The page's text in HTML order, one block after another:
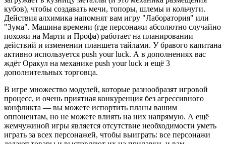
кубов), чтобы создавать мечи, топоры, шлемы и кольчуги.
Действия алхимика напомнят вам игру "Лаборатория" или
"Зума". Машина времени (где персонажи абсолютно случайно
похожи на Марти и Профа) работает на планировании
действий и изменении планшета тайлами. У бравого капитана
активно используется push your luck. А в дополнениях вас
ждёт Оракул на механике push your luck и ещё 3
дополнительных торговца.
В игре множество модулей, которые разнообразят игровой
процесс, и очень приятная конкуренция без агрессивного
конфликта — вы можете испортить планы вашим
оппонентам, но не можете влиять на них напрямую. А ещё
жемчужиной игры является отсутствие необходимости уметь
играть за всех персонажей, чтобы выиграть: все персонажи